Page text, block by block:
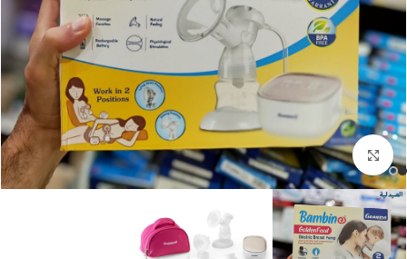
انقر للتكبير